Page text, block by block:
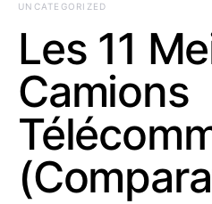
UNCATEGORIZED
Les 11
Camions